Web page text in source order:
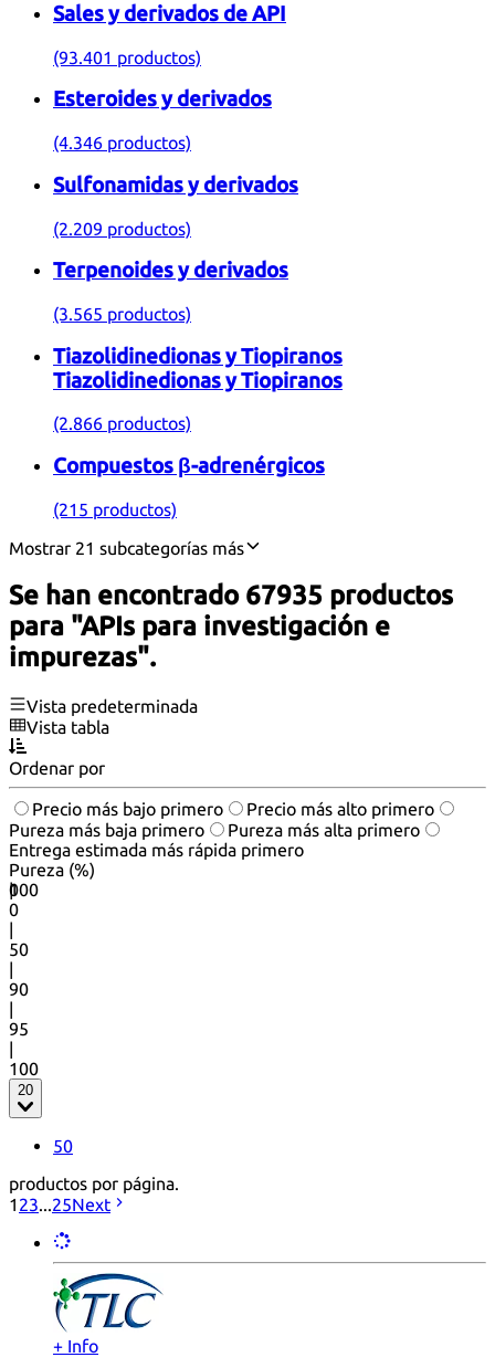
Sales y derivados de API
(93.401 productos)
Esteroides y derivados
(4.346 productos)
Sulfonamidas y derivados
(2.209 productos)
Terpenoides y derivados
(3.565 productos)
Tiazolidinedionas y Tiopiranos
Tiazolidinedionas y Tiopiranos
(2.866 productos)
Compuestos β-adrenérgicos
(215 productos)
Mostrar 21 subcategorías más
Se han encontrado 67935 productos
para "APIs para investigación e
impurezas".
Vista predeterminada
Vista tabla
Ordenar por
Precio más bajo primero
Precio más alto primero
Pureza más baja primero
Pureza más alta primero
Entrega estimada más rápida primero
Pureza (%)
0
100
|
0
|
50
|
90
|
95
|
100
20
50
productos por página.
1 23...25Next
+ Info